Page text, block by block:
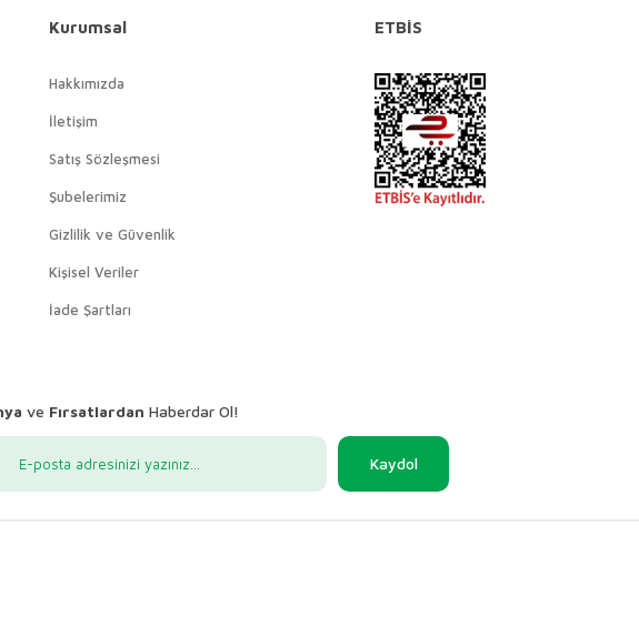
Kurumsal
Hakkımızda
İletişim
Satış Sözleşmesi
Şubelerimiz
Gizlilik ve Güvenlik
Kişisel Veriler
İade Şartları
ETBİS
ve Fırsatlardan Haberdar Ol!
Kaydol